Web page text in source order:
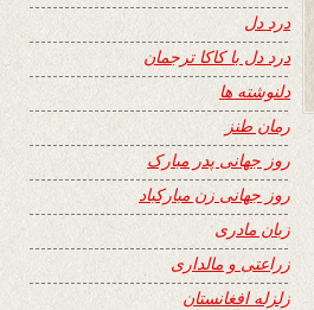
درد دل
درد دل با کاکا ترجمان
دلنوشته ها
رمان طنز
روز جهانی پدر مبارک
روز جهانی زن مبارکباد
زبان مادری
زراعتی و مالداری
زلزله افغانستان